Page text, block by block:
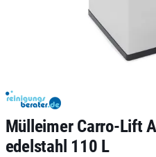
Mülleimer Carro-Lift
edelstahl 110 L